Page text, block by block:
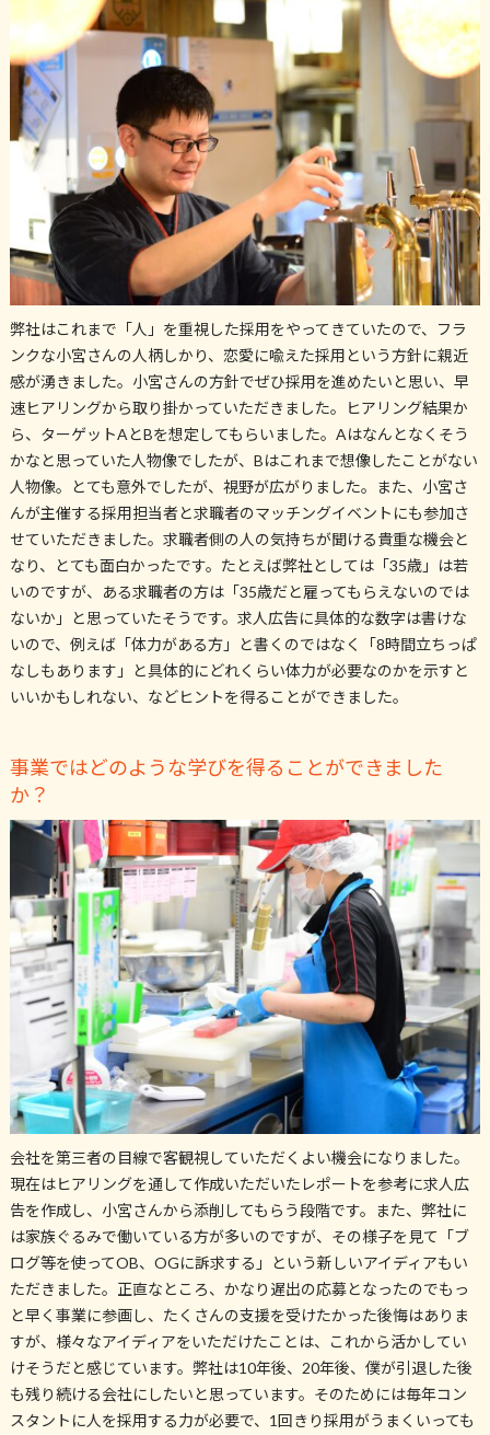
弊社はこれまで「人」を重視した採用をやってきていたので、フラ
ンクな小宮さんの人柄しかり、恋愛に喩えた採用という方針に親近
感が湧きました。小宮さんの方針でぜひ採用を進めたいと思い、早
速ヒアリングから取り掛かっていただきました。ヒアリング結果か
ら、ターゲットAとBを想定してもらいました。Aはなんとなくそう
かなと思っていた人物像でしたが、Bはこれまで想像したことがない
人物像。とても意外でしたが、視野が広がりました。また、小宮さ
んが主催する採用担当者と求職者のマッチングイベントにも参加さ
せていただきました。求職者側の人の気持ちが聞ける貴重な機会と
なり、とても面白かったです。たとえば弊社としては「35歳」は若
いのですが、ある求職者の方は「35歳だと雇ってもらえないのでは
ないか」と思っていたそうです。求人広告に具体的な数字は書けな
いので、例えば「体力がある方」と書くのではなく「8時間立ちっぱ
なしもあります」と具体的にどれくらい体力が必要なのかを示すと
いいかもしれない、などヒントを得ることができました。
事業ではどのような学びを得ることができました
か？
会社を第三者の目線で客観視していただくよい機会になりました。
現在はヒアリングを通して作成いただいたレポートを参考に求人広
告を作成し、小宮さんから添削してもらう段階です。また、弊社に
は家族ぐるみで働いている方が多いのですが、その様子を見て「ブ
ログ等を使ってOB、OGに訴求する」という新しいアイディアもい
ただきました。正直なところ、かなり遅出の応募となったのでもっ
と早く事業に参画し、たくさんの支援を受けたかった後悔はありま
すが、様々なアイディアをいただけたことは、これから活かしてい
けそうだと感じています。弊社は10年後、20年後、僕が引退した後
も残り続ける会社にしたいと思っています。そのためには毎年コン
スタントに人を採用する力が必要で、1回きり採用がうまくいっても